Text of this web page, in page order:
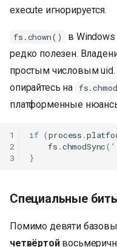
execute игнорируется.
fs.chown()
в
редко полезен.
простым числовым
опирайтесь на
платформенные
1
2
3
if (process .
fs .chmodSync(
}
Специальные
Помимо девяти
четвёртой